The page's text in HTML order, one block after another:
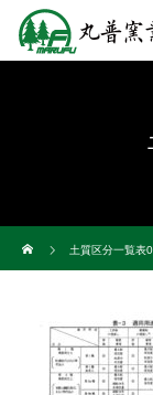
土質区分一覧表